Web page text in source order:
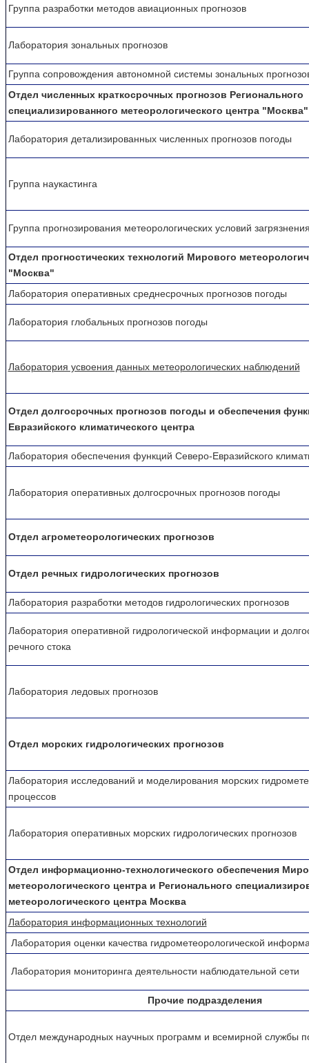
Группа разработки методов авиационных прогнозов
Лаборатория зональных прогнозов
Группа сопровождения автономной системы зональных
Отдел численных краткосрочных прогнозов Регионального
специализированного метеорологического центра "Москва"
Лаборатория детализированных численных прогнозов погоды
Группа наукастинга
Группа прогнозиpования метеорологических условий
Отдел прогностических технологий Мирового
"Москва"
Лаборатория оперативных среднесрочных прогнозов погоды
Лаборатория глобальных прогнозов погоды
Лаборатория усвоения данных метеорологических наблюдений
Отдел долгосрочных прогнозов погоды и обеспечения
Евразийского климатического центра
Лаборатория обеспечения функций Северо-Евразийского
Лаборатория оперативных долгосрочных прогнозов погоды
Отдел агрометеорологических прогнозов
Отдел речных гидрологических прогнозов
Лаборатория разработки методов гидрологических прогнозов
Лаборатория оперативной гидрологической информации и
речного стока
Лаборатория ледовых прогнозов
Отдел морских гидрологических прогнозов
Лаборатория исследований и моделирования морских
процессов
Лаборатория оперативных морских гидрологических прогнозов
Отдел информационно-технологического обеспечения
метеорологического центра и Регионального
метеорологического центра Москва
Лаборатория информационных технологий
Лаборатория оценки качества гидрометеорологической
Лаборатория мониторинга деятельности наблюдательной сети
Прочие подразделения
Отдел международных научных программ и всемирной службы